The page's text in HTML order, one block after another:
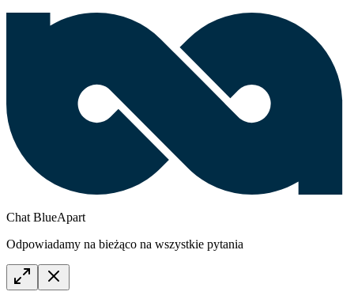
Chat BlueApart
Odpowiadamy na bieżąco na wszystkie pytania